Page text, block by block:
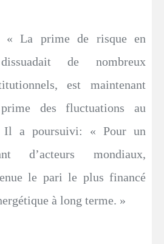
« La prime de risque en
de nombreux
est maintenant
des fluctuations au
Il a poursuivi: « Pour un
d’acteurs mondiaux,
le pari le plus financé
à long terme. »